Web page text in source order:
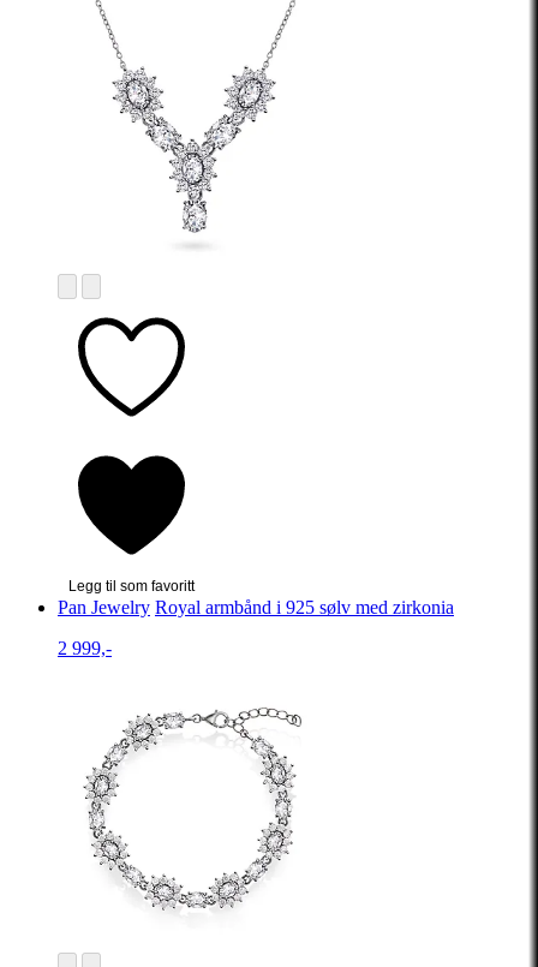
Legg til som favoritt
Pan Jewelry Royal armbånd i 925 sølv med zirkonia
2 999,-